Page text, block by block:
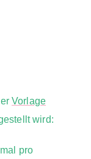
Vorlage
wird:
pro